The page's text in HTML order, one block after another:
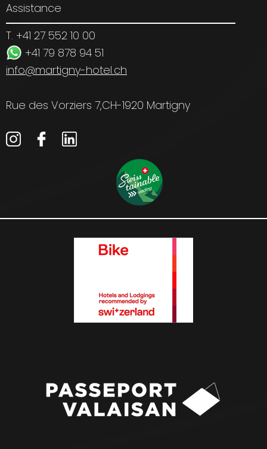
Assistance
T. +41 27 552 10 00
+41 79 878 94 51
info@martigny-hotel.ch
Rue des Vorziers 7,CH-1920 Martigny